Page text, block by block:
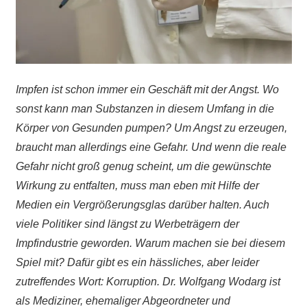
Impfen ist schon immer ein Geschäft mit der Angst. Wo
sonst kann man Substanzen in diesem Umfang in die
Körper von Gesunden pumpen? Um Angst zu erzeugen,
braucht man allerdings eine Gefahr. Und wenn die reale
Gefahr nicht groß genug scheint, um die gewünschte
Wirkung zu entfalten, muss man eben mit Hilfe der
Medien ein Vergrößerungsglas darüber halten. Auch
viele Politiker sind längst zu Werbeträgern der
Impfindustrie geworden. Warum machen sie bei diesem
Spiel mit? Dafür gibt es ein hässliches, aber leider
zutreffendes Wort: Korruption. Dr. Wolfgang Wodarg ist
als Mediziner, ehemaliger Abgeordneter und